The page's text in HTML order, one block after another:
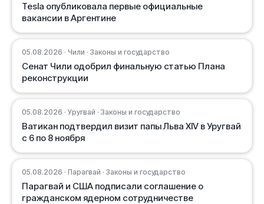
Tesla опубликовала первые официальные
вакансии в Аргентине
05.08.2026 · Чили · Законы и государство
Сенат Чили одобрил финальную статью Плана
реконструкции
05.08.2026 · Уругвай · Законы и государство
Ватикан подтвердил визит папы Льва XIV в Уругвай
с 6 по 8 ноября
05.08.2026 · Парагвай · Законы и государство
Парагвай и США подписали соглашение о
гражданском ядерном сотрудничестве